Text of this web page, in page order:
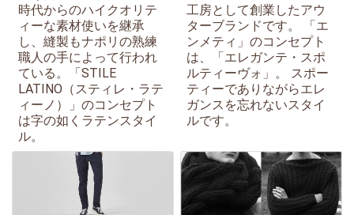
時代からのハイクオリテ
ィーな素材使いを継承
し、縫製もナポリの熟練
職人の手によって行われ
ている。「STILE
LATINO（スティレ・ラテ
ィーノ）」のコンセプト
は字の如くラテンスタイ
ル。
工房として創業したアウ
ターブランドです。 「エ
ンメティ」のコンセプト
は、「エレガンテ・スポ
ルティーヴォ」。 スポー
ティーでありながらエレ
ガンスを忘れないスタイ
ルです。